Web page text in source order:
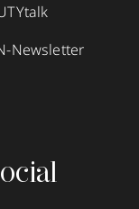
Newsletter